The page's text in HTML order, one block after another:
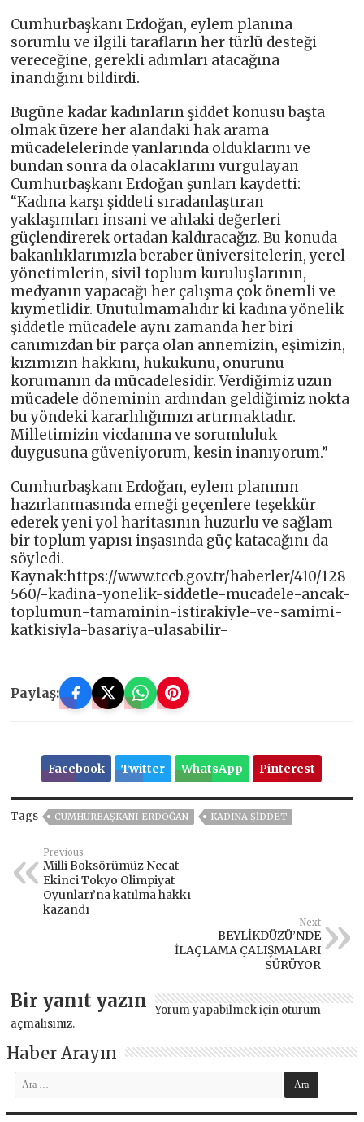
Cumhurbaşkanı Erdoğan, eylem planına
sorumlu ve ilgili tarafların her türlü desteği
vereceğine, gerekli adımları atacağına
inandığını bildirdi.
Bugüne kadar kadınların şiddet konusu başta
olmak üzere her alandaki hak arama
mücadelelerinde yanlarında olduklarını ve
bundan sonra da olacaklarını vurgulayan
Cumhurbaşkanı Erdoğan şunları kaydetti:
“Kadına karşı şiddeti sıradanlaştıran
yaklaşımları insani ve ahlaki değerleri
güçlendirerek ortadan kaldıracağız. Bu konuda
bakanlıklarımızla beraber üniversitelerin, yerel
yönetimlerin, sivil toplum kuruluşlarının,
medyanın yapacağı her çalışma çok önemli ve
kıymetlidir. Unutulmamalıdır ki kadına yönelik
şiddetle mücadele aynı zamanda her biri
canımızdan bir parça olan annemizin, eşimizin,
kızımızın hakkını, hukukunu, onurunu
korumanın da mücadelesidir. Verdiğimiz uzun
mücadele döneminin ardından geldiğimiz nokta
bu yöndeki kararlılığımızı artırmaktadır.
Milletimizin vicdanına ve sorumluluk
duygusuna güveniyorum, kesin inanıyorum.”
Cumhurbaşkanı Erdoğan, eylem planının
hazırlanmasında emeği geçenlere teşekkür
ederek yeni yol haritasının huzurlu ve sağlam
bir toplum yapısı inşasında güç katacağını da
söyledi.
Kaynak:https://www.tccb.gov.tr/haberler/410/128
560/-kadina-yonelik-siddetle-mucadele-ancak-
toplumun-tamaminin-istirakiyle-ve-samimi-
katkisiyla-basariya-ulasabilir-
Paylaş:
Facebook Twitter WhatsApp Pinterest
Tags CUMHURBAŞKANI ERDOĞAN KADINA ŞIDDET
Previous
Milli Boksörümüz Necat
Ekinci Tokyo Olimpiyat
Oyunları’na katılma hakkı
kazandı
Next
BEYLİKDÜZÜ’NDE
İLAÇLAMA ÇALIŞMALARI
SÜRÜYOR
Bir yanıt yazın Yorum yapabilmek için oturum
açmalısınız.
Haber Arayın